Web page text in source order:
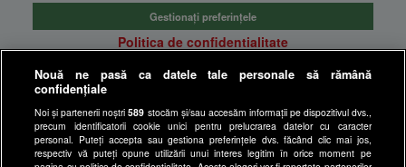
Gestionați preferințele
Politica de confidentialitate
Anunturi gratuite pe Lajumate.ro
Program Happy Channel
Echipa editorială
Nouă ne pasă ca datele tale personale să rămână
confidențiale
Noi și partenerii noștri589 stocăm și/sau accesăm informații pe dispozitivul dvs.,
precum identificatorii cookie unici pentru prelucrarea datelor cu caracter
personal. Puteți accepta sau gestiona preferințele dvs. făcând clic mai jos,
respectiv vă puteți opune utilizării unui interes legitim în orice moment pe